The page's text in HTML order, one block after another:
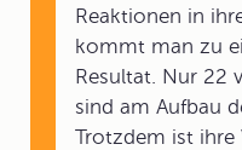
Reaktionen in
kommt man zu
Resultat. Nur 22
sind am Aufbau
Trotzdem ist ihre